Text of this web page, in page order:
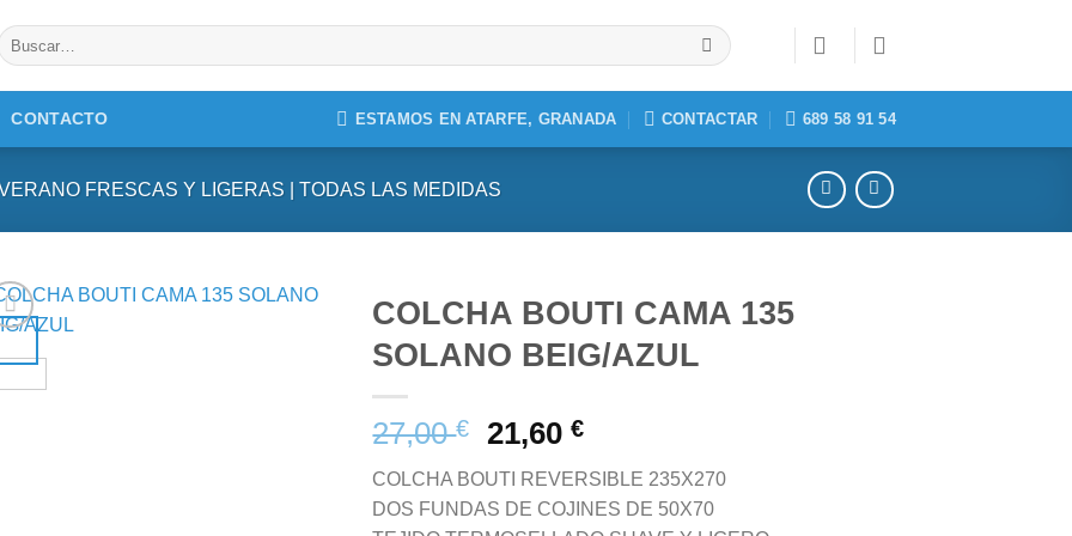
Buscar
por:
CONTACTO ESTAMOS EN ATARFE, GRANADA CONTACTAR 689 58 91 54
FRESCAS Y LIGERAS | TODAS LAS MEDIDAS
COLCHA BOUTI CAMA 135
SOLANO BEIG/AZUL
27,00€ 21,60€
COLCHA BOUTI REVERSIBLE 235X270
DOS FUNDAS DE COJINES DE 50X70